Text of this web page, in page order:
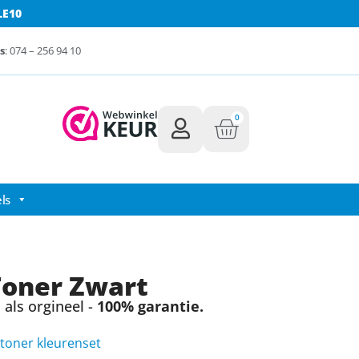
: 074 – 256 94 10
0
Zwart
orgineel - 100% garantie.
kleurenset